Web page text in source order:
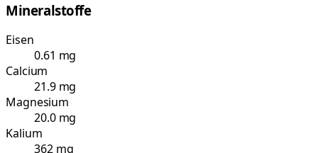
Mineralstoffe
Eisen
0.61 mg
Calcium
21.9 mg
Magnesium
20.0 mg
Kalium
362 mg